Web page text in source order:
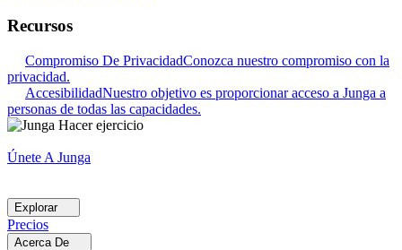
Recursos
Compromiso De PrivacidadConozca nuestro compromiso con la
privacidad.
AccesibilidadNuestro objetivo es proporcionar acceso a Junga a
personas de todas las capacidades.
Únete A Junga
Explorar
Precios
Acerca De